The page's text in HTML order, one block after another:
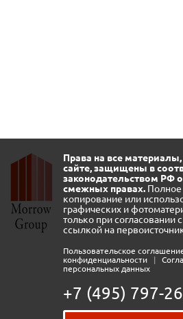
Права на все
сайте, защищены в
законодательством РФ
смежных правах. Полное
копирование или
графических и
только при согласовании
ссылкой на
Пользовательское
конфиденциальности
|
персональных данных
+7 (495) 797-